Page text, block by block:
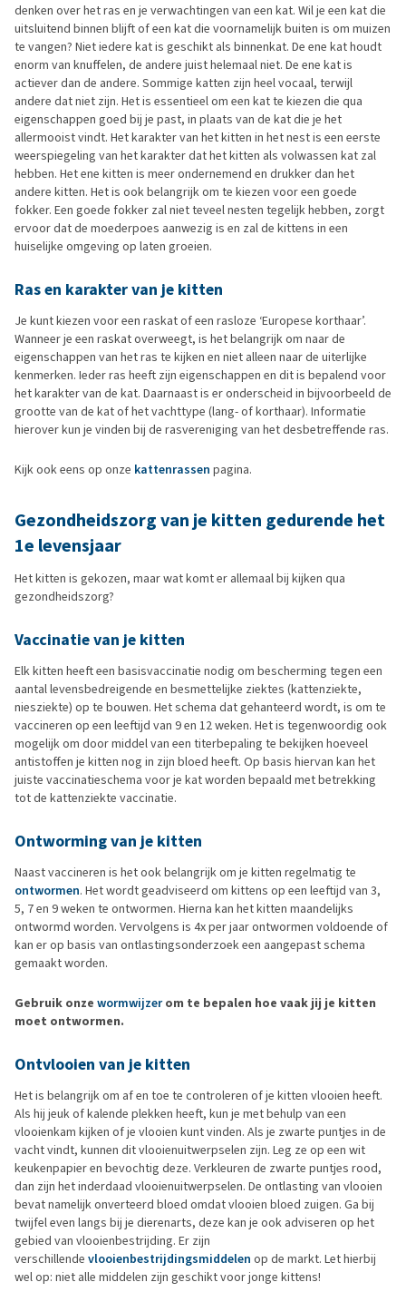
denken over het ras en je verwachtingen van een kat. Wil je een kat die
uitsluitend binnen blijft of een kat die voornamelijk buiten is om muizen
te vangen? Niet iedere kat is geschikt als binnenkat. De ene kat houdt
enorm van knuffelen, de andere juist helemaal niet. De ene kat is
actiever dan de andere. Sommige katten zijn heel vocaal, terwijl
andere dat niet zijn. Het is essentieel om een kat te kiezen die qua
eigenschappen goed bij je past, in plaats van de kat die je het
allermooist vindt. Het karakter van het kitten in het nest is een eerste
weerspiegeling van het karakter dat het kitten als volwassen kat zal
hebben. Het ene kitten is meer ondernemend en drukker dan het
andere kitten. Het is ook belangrijk om te kiezen voor een goede
fokker. Een goede fokker zal niet teveel nesten tegelijk hebben, zorgt
ervoor dat de moederpoes aanwezig is en zal de kittens in een
huiselijke omgeving op laten groeien.
Ras en karakter van je kitten
Je kunt kiezen voor een raskat of een rasloze ‘Europese korthaar’.
Wanneer je een raskat overweegt, is het belangrijk om naar de
eigenschappen van het ras te kijken en niet alleen naar de uiterlijke
kenmerken. Ieder ras heeft zijn eigenschappen en dit is bepalend voor
het karakter van de kat. Daarnaast is er onderscheid in bijvoorbeeld de
grootte van de kat of het vachttype (lang- of korthaar). Informatie
hierover kun je vinden bij de rasvereniging van het desbetreffende ras.
Kijk ook eens op onze kattenrassen pagina.
Gezondheidszorg van je kitten gedurende het
1e levensjaar
Het kitten is gekozen, maar wat komt er allemaal bij kijken qua
gezondheidszorg?
Vaccinatie van je kitten
Elk kitten heeft een basisvaccinatie nodig om bescherming tegen een
aantal levensbedreigende en besmettelijke ziektes (kattenziekte,
niesziekte) op te bouwen. Het schema dat gehanteerd wordt, is om te
vaccineren op een leeftijd van 9 en 12 weken. Het is tegenwoordig ook
mogelijk om door middel van een titerbepaling te bekijken hoeveel
antistoffen je kitten nog in zijn bloed heeft. Op basis hiervan kan het
juiste vaccinatieschema voor je kat worden bepaald met betrekking
tot de kattenziekte vaccinatie.
Ontworming van je kitten
Naast vaccineren is het ook belangrijk om je kitten regelmatig te
ontwormen. Het wordt geadviseerd om kittens op een leeftijd van 3,
5, 7 en 9 weken te ontwormen. Hierna kan het kitten maandelijks
ontwormd worden. Vervolgens is 4x per jaar ontwormen voldoende of
kan er op basis van ontlastingsonderzoek een aangepast schema
gemaakt worden.
Gebruik onze wormwijzerom te bepalen hoe vaak jij je kitten
moet ontwormen.
Ontvlooien van je kitten
Het is belangrijk om af en toe te controleren of je kitten vlooien heeft.
Als hij jeuk of kalende plekken heeft, kun je met behulp van een
vlooienkam kijken of je vlooien kunt vinden. Als je zwarte puntjes in de
vacht vindt, kunnen dit vlooienuitwerpselen zijn. Leg ze op een wit
keukenpapier en bevochtig deze. Verkleuren de zwarte puntjes rood,
dan zijn het inderdaad vlooienuitwerpselen. De ontlasting van vlooien
bevat namelijk onverteerd bloed omdat vlooien bloed zuigen. Ga bij
twijfel even langs bij je dierenarts, deze kan je ook adviseren op het
gebied van vlooienbestrijding. Er zijn
verschillende vlooienbestrijdingsmiddelen op de markt. Let hierbij
wel op: niet alle middelen zijn geschikt voor jonge kittens!